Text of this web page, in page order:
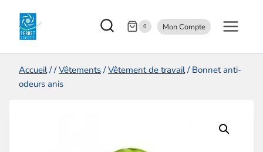
0 Mon Compte
Accueil / / Vêtements / Vêtement de travail / Bonnet anti-
odeurs anis